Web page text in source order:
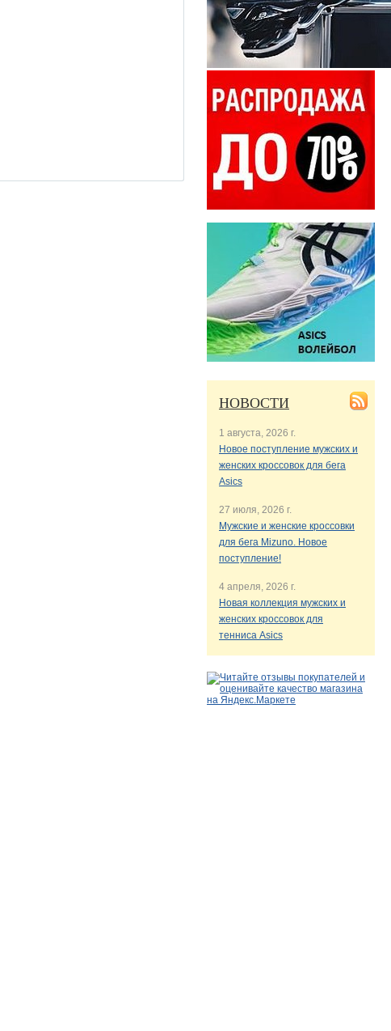
НОВОСТИ
1 августа, 2026 г.
Новое поступление мужских и
женских кроссовок для бега
Asics
27 июля, 2026 г.
Мужские и женские кроссовки
для бега Mizuno. Новое
поступление!
4 апреля, 2026 г.
Новая коллекция мужских и
женских кроссовок для
тенниса Asics